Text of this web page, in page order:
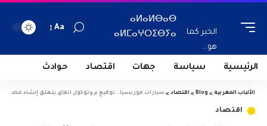
الخبر كما
هو...
ⴰⵍⴰⵍⴱⴰⴱ
ⴰⵍⵎⴰⵖⵔⵉⴱⵢⴰ
Aa
الرئيسية سياسة جهات اقتصاد حوادث
الألباب المغربية >
Blog
> اقتصاد > سيارات فوريسيا.. توقيع بروتوكول اتفاق يتعلق إنشاء مصنع
اقتصاد